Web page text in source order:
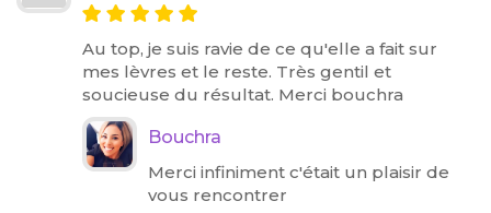
Au top, je suis ravie de ce qu'elle a fait sur
mes lèvres et le reste. Très gentil et
soucieuse du résultat. Merci bouchra
Bouchra
Merci infiniment c'était un plaisir de
vous rencontrer